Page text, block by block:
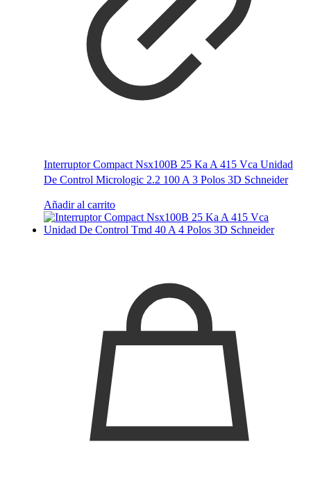
Interruptor Compact Nsx100B 25 Ka A 415 Vca Unidad
De Control Micrologic 2.2 100 A 3 Polos 3D Schneider
Añadir al carrito